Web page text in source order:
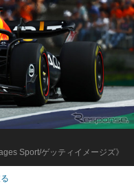
Sport/ゲッティイメージズ》